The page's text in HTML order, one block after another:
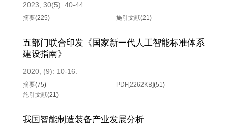
2023, 30(5): 40-44.
摘要(225) 施引文献(21)
五部门联合印发《国家新一代人工智能标准体系
建设指南》
2020, (9): 10-16.
摘要(75) PDF[2262KB](51)
施引文献(21)
我国智能制造装备产业发展分析